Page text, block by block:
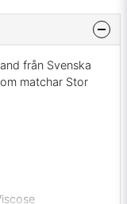
från Svenska
matchar Stor